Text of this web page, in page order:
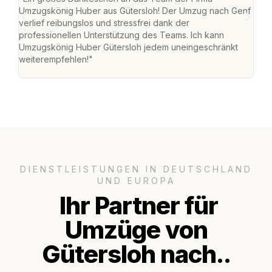
Umzugskönig Huber aus Gütersloh! Der Umzug nach Genf
verlief reibungslos und stressfrei dank der
professionellen Unterstützung des Teams. Ich kann
Umzugskönig Huber Gütersloh jedem uneingeschränkt
weiterempfehlen!"
DIENSTLEISTUNGEN IN DEUTSCHLAND
UND EUROPA
Ihr Partner für
Umzüge von
Gütersloh nach..